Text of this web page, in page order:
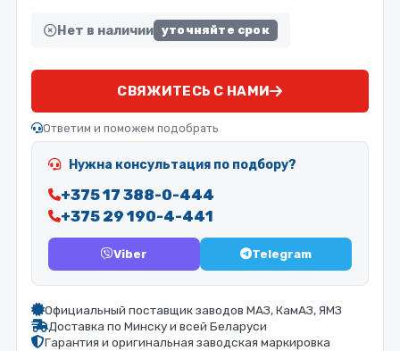
Нет в наличии уточняйте срок
СВЯЖИТЕСЬ С НАМИ
Ответим и поможем подобрать
Нужна консультация по подбору?
+375 17 388-0-444
+375 29 190-4-441
Viber Telegram
Официальный поставщик заводов МАЗ, КамАЗ, ЯМЗ
Доставка по Минску и всей Беларуси
Гарантия и оригинальная заводская маркировка